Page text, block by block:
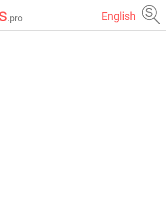
.pro English